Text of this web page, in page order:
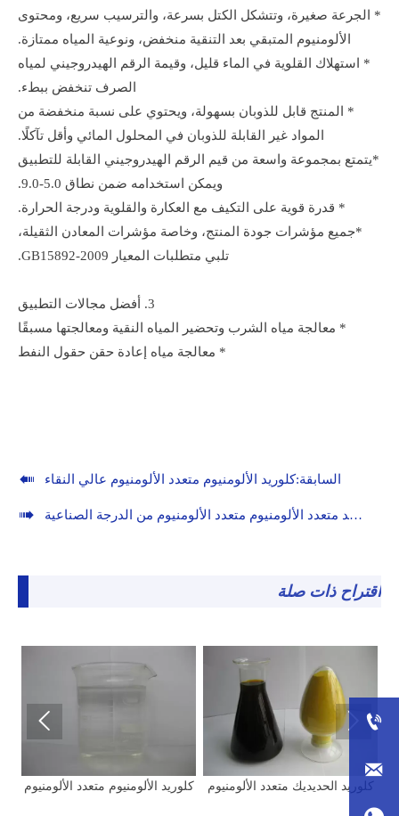
* الجرعة صغيرة، وتتشكل الكتل بسرعة، والترسيب سريع، ومحتوى
الألومنيوم المتبقي بعد التنقية منخفض، ونوعية المياه ممتازة.
* استهلاك القلوية في الماء قليل، وقيمة الرقم الهيدروجيني لمياه
الصرف تنخفض ببطء.
* المنتج قابل للذوبان بسهولة، ويحتوي على نسبة منخفضة من
المواد غير القابلة للذوبان في المحلول المائي وأقل تآكلًا.
*يتمتع بمجموعة واسعة من قيم الرقم الهيدروجيني القابلة للتطبيق
ويمكن استخدامه ضمن نطاق 5.0-9.0.
* قدرة قوية على التكيف مع العكارة والقلوية ودرجة الحرارة.
*جميع مؤشرات جودة المنتج، وخاصة مؤشرات المعادن الثقيلة،
تلبي متطلبات المعيار GB15892-2009.
3. أفضل مجالات التطبيق
* معالجة مياه الشرب وتحضير المياه النقية ومعالجتها مسبقًا
* معالجة مياه إعادة حقن حقول النفط
 السابقة:كلوريد الألومنيوم متعدد الألومنيوم عالي النقاء
 كلوريد متعدد الألومنيوم متعدد الألومنيوم من الدرجة الصناعية
اقتراح ذات صلة
كلوريد الألومنيوم متعدد الألومنيوم
كلوريد الحديديك متعدد الألومنيوم
  
